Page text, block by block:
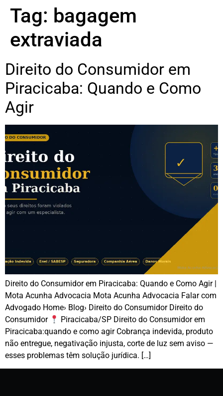
Tag: bagagem
extraviada
Direito do Consumidor em
Piracicaba: Quando e Como
Agir
Direito do Consumidor em Piracicaba: Quando e Como Agir |
Mota Acunha Advocacia Mota Acunha Advocacia Falar com
Advogado Home› Blog› Direito do Consumidor Direito do
Consumidor
Piracicaba/SP Direito do Consumidor em
Piracicaba:quando e como agir Cobrança indevida, produto
não entregue, negativação injusta, corte de luz sem aviso —
esses problemas têm solução jurídica. […]